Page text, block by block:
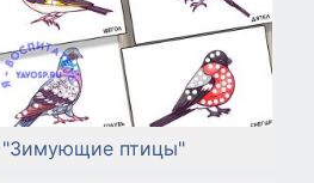
птицы"